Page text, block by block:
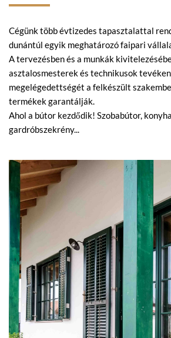
Cégünk több évtizedes tapasztalattal
dunántúl egyik meghatározó faipari
A tervezésben és a munkák
asztalosmesterek és technikusok
megelégedettségét a felkészült
termékek garantálják.
Ahol a bútor kezdődik! Szobabútor,
gardróbszekrény...